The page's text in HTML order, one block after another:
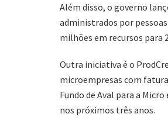
Além disso, o governo
administrados por
milhões em recursos para
Outra iniciativa é o
microempresas com
Fundo de Aval para a
nos próximos três anos.